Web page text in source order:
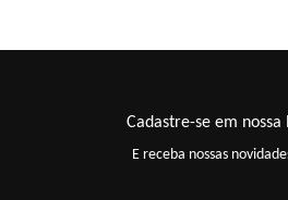
Cadastre-se em
E receba nossas